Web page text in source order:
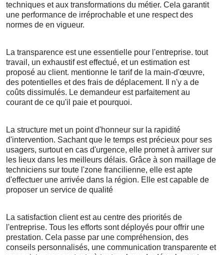
techniques et aux transformations du métier. Cela garantit
une performance de irréprochable et une respect des
normes de en vigueur.
La transparence est une essentielle pour l'entreprise. tout
travail, un exhaustif est effectué, et un estimation est
proposé au client. mentionne le tarif de la main-d'œuvre,
des potentielles et des frais de déplacement. Il n'y a de
coûts dissimulés. Le demandeur est parfaitement au
courant de ce qu'il paie et pourquoi.
La structure met un point d'honneur sur la rapidité
d'intervention. Sachant que le temps est précieux pour ses
usagers, surtout en cas d'urgence, elle promet à arriver sur
les lieux dans les meilleurs délais. Grâce à son maillage de
techniciens sur toute l'zone francilienne, elle est apte
d'effectuer une arrivée dans la région. Elle est capable de
proposer un service de qualité
La satisfaction client est au centre des priorités de
l'entreprise. Tous les efforts sont déployés pour offrir une
prestation. Cela passe par une compréhension, des
conseils personnalisés, une communication transparente et